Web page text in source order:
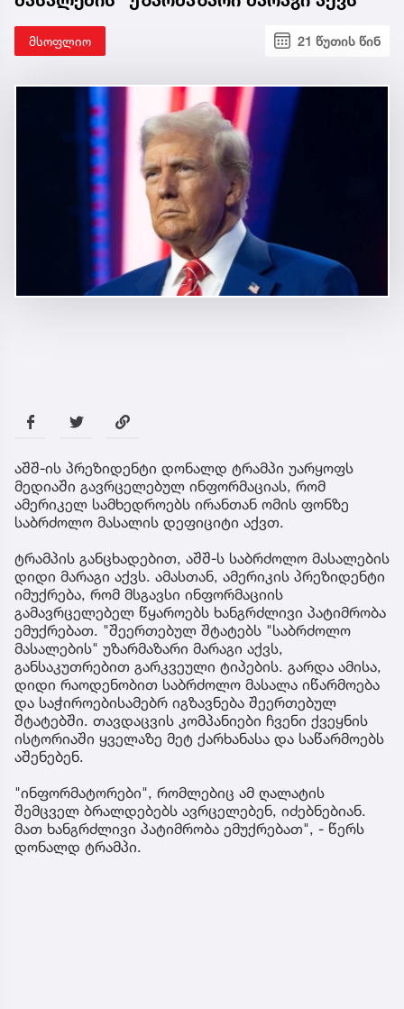
მსოფლიო 21 წუთის წინ
აშშ-ის პრეზიდენტი დონალდ ტრამპი უარყოფს
მედიაში გავრცელებულ ინფორმაციას, რომ
ამერიკელ სამხედროებს ირანთან ომის ფონზე
საბრძოლო მასალის დეფიციტი აქვთ.
ტრამპის განცხადებით, აშშ-ს საბრძოლო მასალების
დიდი მარაგი აქვს. ამასთან, ამერიკის პრეზიდენტი
იმუქრება, რომ მსგავსი ინფორმაციის
გამავრცელებელ წყაროებს ხანგრძლივი პატიმრობა
ემუქრებათ. "შეერთებულ შტატებს "საბრძოლო
მასალების" უზარმაზარი მარაგი აქვს,
განსაკუთრებით გარკვეული ტიპების. გარდა ამისა,
დიდი რაოდენობით საბრძოლო მასალა იწარმოება
და საჭიროებისამებრ იგზავნება შეერთებულ
შტატებში. თავდაცვის კომპანიები ჩვენი ქვეყნის
ისტორიაში ყველაზე მეტ ქარხანასა და საწარმოებს
აშენებენ.
"ინფორმატორები", რომლებიც ამ ღალატის
შემცველ ბრალდებებს ავრცელებენ, იძებნებიან.
მათ ხანგრძლივი პატიმრობა ემუქრებათ", - წერს
დონალდ ტრამპი.